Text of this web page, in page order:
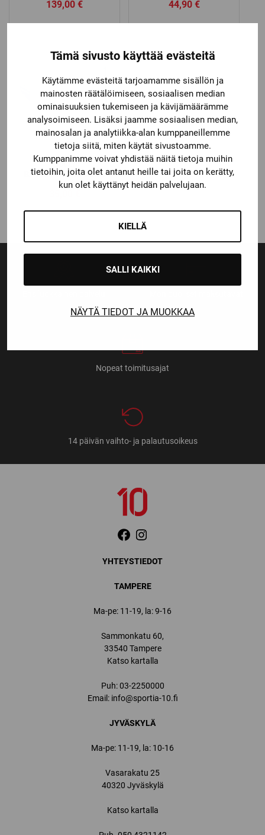
Tämä sivusto käyttää evästeitä
Käytämme evästeitä tarjoamamme sisällön ja
mainosten räätälöimiseen, sosiaalisen median
ominaisuuksien tukemiseen ja kävijämäärämme
analysoimiseen. Lisäksi jaamme sosiaalisen median,
mainosalan ja analytiikka-alan kumppaneillemme
tietoja siitä, miten käytät sivustoamme.
Kumppanimme voivat yhdistää näitä tietoja muihin
tietoihin, joita olet antanut heille tai joita on kerätty,
kun olet käyttänyt heidän palvelujaan.
KIELLÄ
SALLI KAIKKI
NÄYTÄ TIEDOT JA MUOKKAA
139,00€ 44,90 €
Bauer
BAUER VISIIRI RBE I
Nopeat toimitusajat
14 päivän vaihto- ja palautusoikeus
YHTEYSTIEDOT
TAMPERE
Ma-pe: 11-19, la: 9-16
Sammonkatu 60,
33540 Tampere
Katso kartalla
Puh:03-2250000
Email: info@sportia-10.fi
JYVÄSKYLÄ
Ma-pe: 11-19, la: 10-16
Vasarakatu 25
40320 Jyväskylä
Katso kartalla